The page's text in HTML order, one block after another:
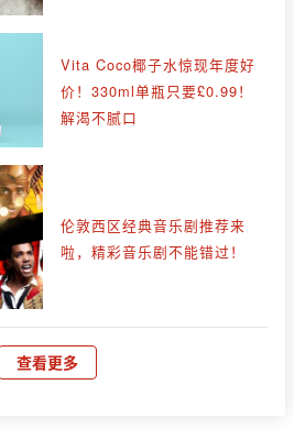
Vita Coco椰子水惊现年度好
价！330ml单瓶只要£0.99！
解渴不腻口
伦敦西区经典音乐剧推荐来
啦，精彩音乐剧不能错过！
查看更多